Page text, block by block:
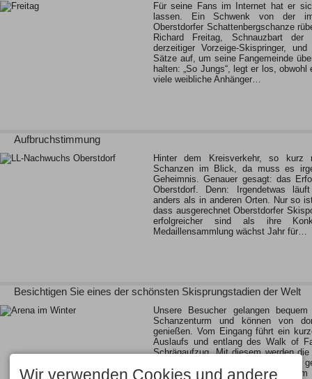
Für seine Fans im Internet hat er
lassen. Ein Schwenk von der im
Oberstdorfer Schattenbergschanze
Richard Freitag, Schnauzbart der
derzeitiger Vorzeige-Skispringer,
Sätze auf, um seine Fangemeinde
halten: „So Jungs“, legt er los,
viele weibliche Anhänger…
Aufbruchstimmung
Hinter dem Kreisverkehr, so kurz
Schanzen im Blick, da muss es
Geheimnis. Genauer gesagt: das
Oberstdorf. Denn: Irgendetwas
anders als in anderen Orten. Nur so
dass ausgerechnet Oberstdorfer
erfolgreicher sind als ihre
Medaillensammlung wächst Jahr für…
Besichtigen Sie eines der schönsten Skisprungstadien der Welt
Unsere Besucher gelangen
Schanzenturm und können von
genießen. Vom Eingang führt ein
Auslaufs und entlang des Walk of
Schrägaufzug. Mit diesem werden
Schanzentisch überwunden.
Sprungturm zur Panorama-
Wir verwenden Cookies und andere